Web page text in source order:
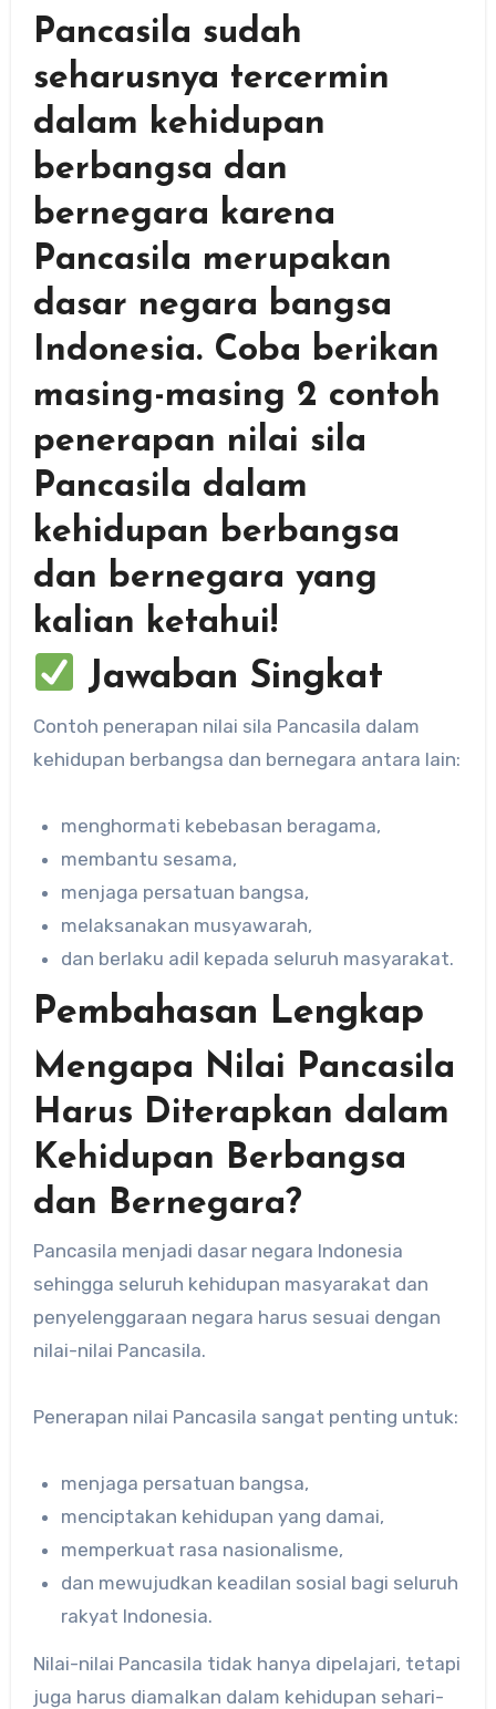
Pancasila sudah
seharusnya tercermin
dalam kehidupan
berbangsa dan
bernegara karena
Pancasila merupakan
dasar negara bangsa
Indonesia. Coba berikan
masing-masing 2 contoh
penerapan nilai sila
Pancasila dalam
kehidupan berbangsa
dan bernegara yang
kalian ketahui!
Jawaban Singkat
Contoh penerapan nilai sila Pancasila dalam
kehidupan berbangsa dan bernegara antara lain:
menghormati kebebasan beragama,
membantu sesama,
menjaga persatuan bangsa,
melaksanakan musyawarah,
dan berlaku adil kepada seluruh masyarakat.
Pembahasan Lengkap
Mengapa Nilai Pancasila
Harus Diterapkan dalam
Kehidupan Berbangsa
dan Bernegara?
Pancasila menjadi dasar negara Indonesia
sehingga seluruh kehidupan masyarakat dan
penyelenggaraan negara harus sesuai dengan
nilai-nilai Pancasila.
Penerapan nilai Pancasila sangat penting untuk:
menjaga persatuan bangsa,
menciptakan kehidupan yang damai,
memperkuat rasa nasionalisme,
dan mewujudkan keadilan sosial bagi seluruh
rakyat Indonesia.
Nilai-nilai Pancasila tidak hanya dipelajari, tetapi
juga harus diamalkan dalam kehidupan sehari-